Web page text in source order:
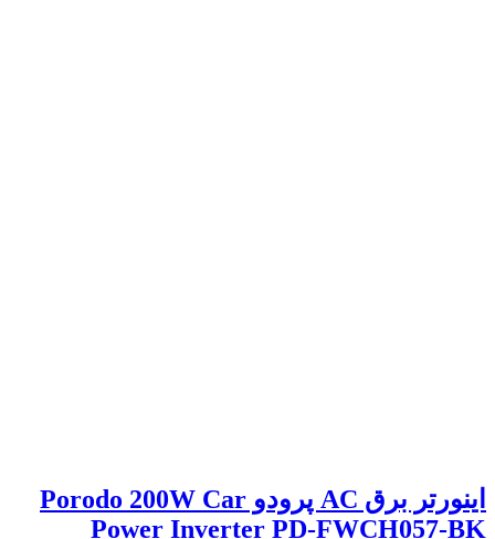
اینورتر برق AC پرودو Porodo 200W Car
Power Inverter PD-FWCH057-BK